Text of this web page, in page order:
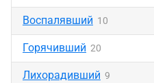
Воспалявший 10
Горячивший 20
Лихорадивший 9